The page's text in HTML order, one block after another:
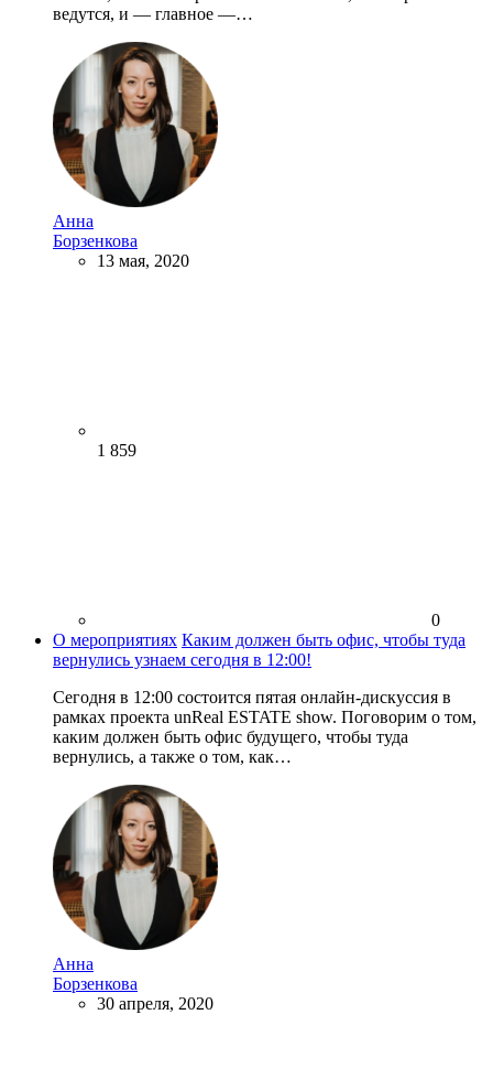
ведутся, и — главное —…
Анна
Борзенкова
13 мая, 2020
1 859
0
О мероприятиях Каким должен быть офис, чтобы туда
вернулись узнаем сегодня в 12:00!
Сегодня в 12:00 состоится пятая онлайн-дискуссия в
рамках проекта unReal ESTATE show. Поговорим о том,
каким должен быть офис будущего, чтобы туда
вернулись, а также о том, как…
Анна
Борзенкова
30 апреля, 2020